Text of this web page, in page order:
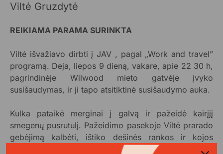
Viltė Gruzdytė
REIKIAMA PARAMA SURINKTA
Viltė išvažiavo dirbti į JAV , pagal „Work and travel”
programą. Deja, liepos 9 dieną, vakare, apie 22 30 h,
pagrindinėje Wilwood mieto gatvėje įvyko
susišaudymas, ir ji tapo atsitiktinė susišaudymo auka.
Kulka pataikė merginai į galvą ir pažeidė kairįjį
smegenų pusrutulį. Pažeidimo pasekoje Viltė prarado
gebėjimą kalbėti, ištiko dešinės rankos ir kojos